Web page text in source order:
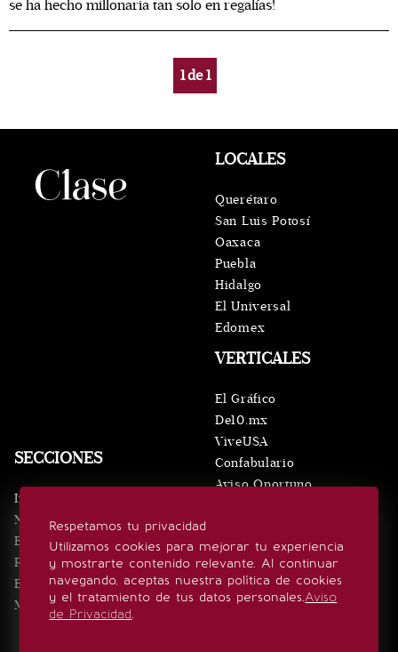
se ha hecho millonaria tan solo en regalías!
1de1
Respetamos tu privacidad
Utilizamos cookies para mejorar tu experiencia
y mostrarte contenido relevante. Al continuar
navegando, aceptas nuestra política de cookies
y el tratamiento de tus datos personales.Aviso
de Privacidad.
SECCIONES
Inicio
Noticias
Eventos
Realeza
Estilo de vida
Minuto x Minuto
VERTICALES
El Gráfico
De10.mx
ViveUSA
Confabulario
Aviso Oportuno
LOCALES
Querétaro
San Luis Potosí
Oaxaca
Puebla
Hidalgo
El Universal
Edomex
SÍGUENOS